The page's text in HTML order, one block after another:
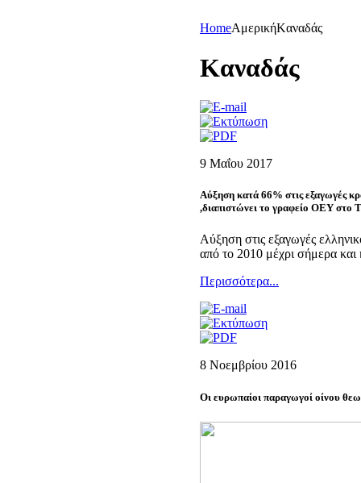
HomeΑμερικήKαναδάς
Kαναδάς
9 Μαΐου 2017
Αύξηση κατά 66% στις εξαγωγές
,διαπιστώνει το γραφείο ΟΕΥ στο
Αύξηση στις εξαγωγές
από το 2010 μέχρι σήμερα και
Περισσότερα...
8 Νοεμβρίου 2016
Οι ευρωπαίοι παραγωγοί οίνου